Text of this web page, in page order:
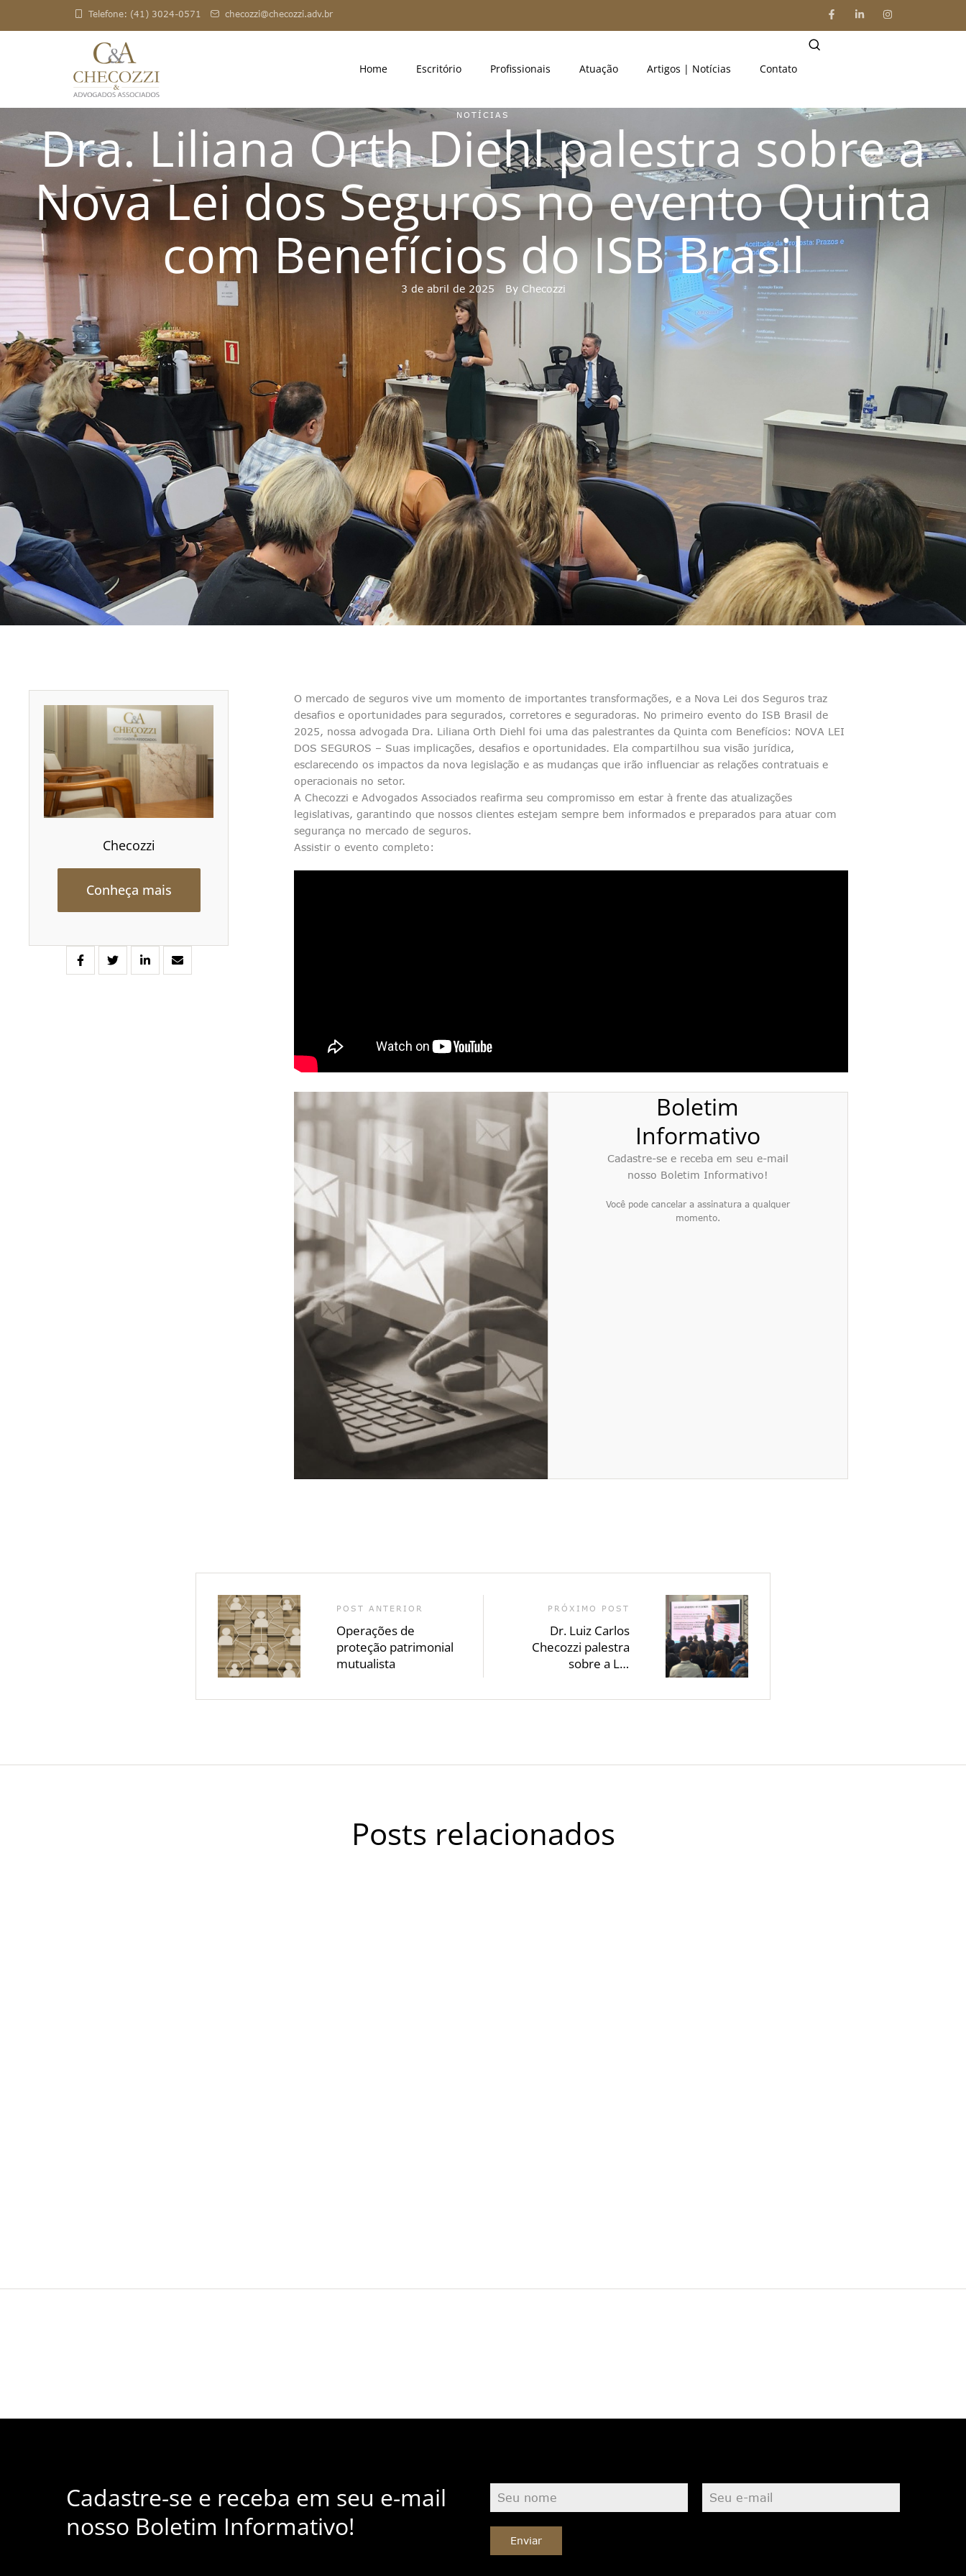
Telefone: (41) 3024-0571 checozzi@checozzi.adv.br
Home Escritório Profissionais Atuação Artigos | Notícias Contato
NOTÍCIAS
Dra. Liliana Orth Diehl palestra sobre a
Nova Lei dos Seguros no evento Quinta
com Benefícios do ISB Brasil
3 de abril de 2025 By Checozzi
Checozzi
Conheça mais
O mercado de seguros vive um momento de importantes transformações, e a Nova Lei dos Seguros traz
desafios e oportunidades para segurados, corretores e seguradoras. No primeiro evento do ISB Brasil de
2025, nossa advogada Dra. Liliana Orth Diehl foi uma das palestrantes da Quinta com Benefícios: NOVA LEI
DOS SEGUROS – Suas implicações, desafios e oportunidades. Ela compartilhou sua visão jurídica,
esclarecendo os impactos da nova legislação e as mudanças que irão influenciar as relações contratuais e
operacionais no setor.
A Checozzi e Advogados Associados reafirma seu compromisso em estar à frente das atualizações
legislativas, garantindo que nossos clientes estejam sempre bem informados e preparados para atuar com
segurança no mercado de seguros.
Assistir o evento completo:
Boletim
Informativo
Cadastre-se e receba em seu e-mail
nosso Boletim Informativo!
Você pode cancelar a assinatura a qualquer
momento.
POST ANTERIOR
Operações de
proteção patrimonial
mutualista
PRÓXIMO POST
Dr. Luiz Carlos
Checozzi palestra
sobre a Lei
213/2025 no
Posts relacionados
Cadastre-se e receba em seu e-mail
nosso Boletim Informativo!
Enviar